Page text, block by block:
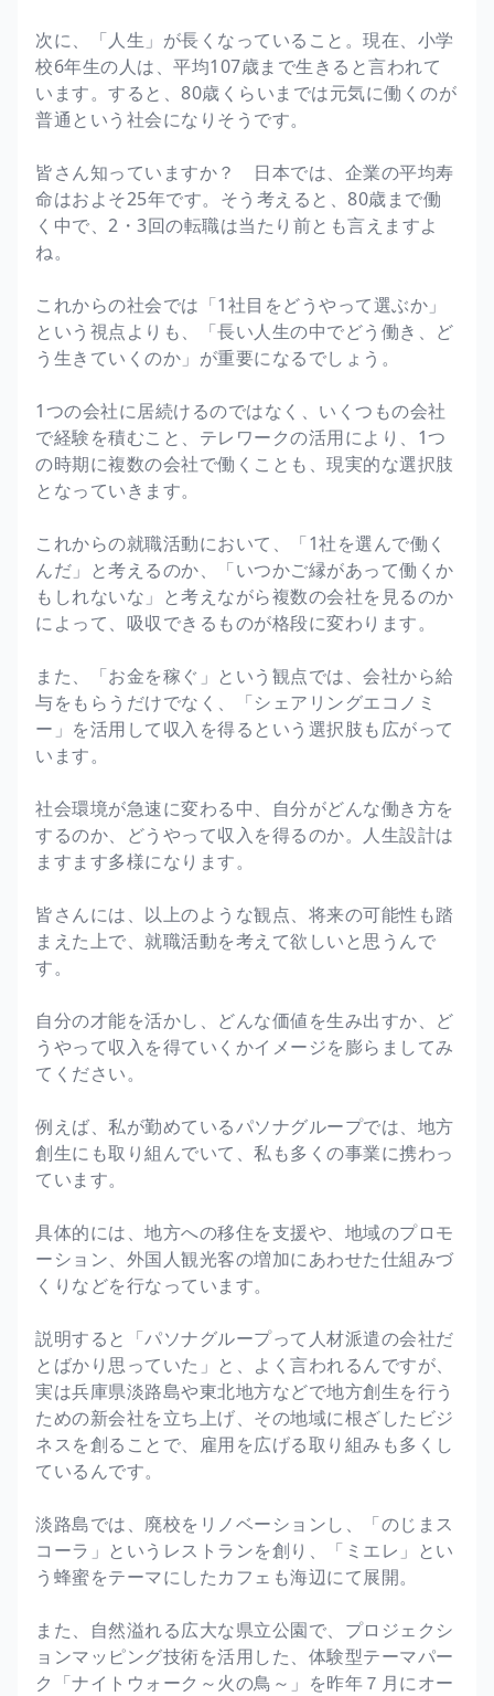
次に、「人生」が長くなっていること。現在、小学
校6年生の人は、平均107歳まで生きると言われて
います。すると、80歳くらいまでは元気に働くのが
普通という社会になりそうです。
皆さん知っていますか？ 日本では、企業の平均寿
命はおよそ25年です。そう考えると、80歳まで働
く中で、2・3回の転職は当たり前とも言えますよ
ね。
これからの社会では「1社目をどうやって選ぶか」
という視点よりも、「長い人生の中でどう働き、ど
う生きていくのか」が重要になるでしょう。
1つの会社に居続けるのではなく、いくつもの会社
で経験を積むこと、テレワークの活用により、1つ
の時期に複数の会社で働くことも、現実的な選択肢
となっていきます。
これからの就職活動において、「1社を選んで働く
んだ」と考えるのか、「いつかご縁があって働くか
もしれないな」と考えながら複数の会社を見るのか
によって、吸収できるものが格段に変わります。
また、「お金を稼ぐ」という観点では、会社から給
与をもらうだけでなく、「シェアリングエコノミ
ー」を活用して収入を得るという選択肢も広がって
います。
社会環境が急速に変わる中、自分がどんな働き方を
するのか、どうやって収入を得るのか。人生設計は
ますます多様になります。
皆さんには、以上のような観点、将来の可能性も踏
まえた上で、就職活動を考えて欲しいと思うんで
す。
自分の才能を活かし、どんな価値を生み出すか、ど
うやって収入を得ていくかイメージを膨らましてみ
てください。
例えば、私が勤めているパソナグループでは、地方
創生にも取り組んでいて、私も多くの事業に携わっ
ています。
具体的には、地方への移住を支援や、地域のプロモ
ーション、外国人観光客の増加にあわせた仕組みづ
くりなどを行なっています。
説明すると「パソナグループって人材派遣の会社だ
とばかり思っていた」と、よく言われるんですが、
実は兵庫県淡路島や東北地方などで地方創生を行う
ための新会社を立ち上げ、その地域に根ざしたビジ
ネスを創ることで、雇用を広げる取り組みも多くし
ているんです。
淡路島では、廃校をリノベーションし、「のじまス
コーラ」というレストランを創り、「ミエレ」とい
う蜂蜜をテーマにしたカフェも海辺にて展開。
また、自然溢れる広大な県立公園で、プロジェクシ
ョンマッピング技術を活用した、体験型テーマパー
ク「ナイトウォーク～火の鳥～」を昨年７月にオー